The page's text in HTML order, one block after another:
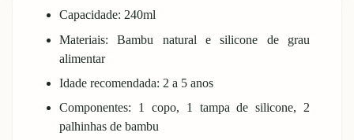
Capacidade: 240ml
Materiais: Bambu natural e silicone de grau
alimentar
Idade recomendada: 2 a 5 anos
Componentes: 1 copo, 1 tampa de silicone, 2
palhinhas de bambu